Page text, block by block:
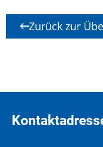
Zurück zur